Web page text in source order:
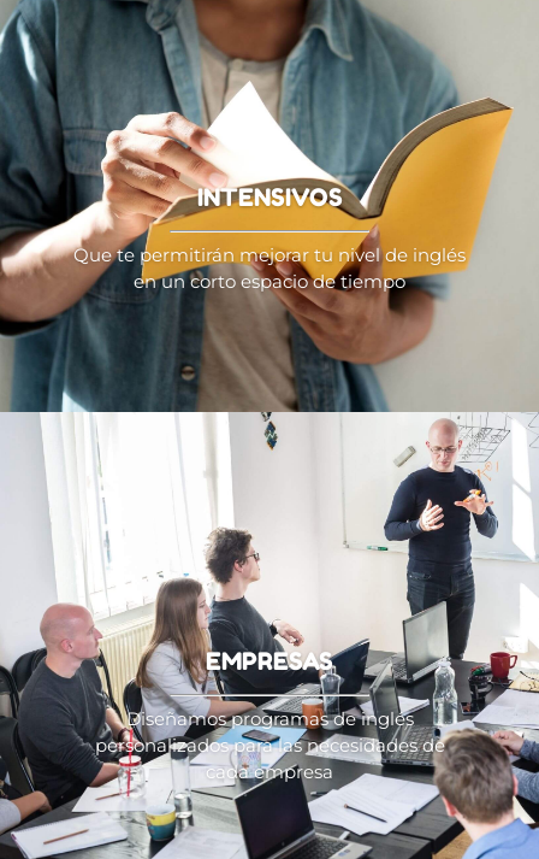
INTENSIVOS
Que te permitirán mejorar tu nivel de inglés
en un corto espacio de tiempo
EMPRESAS
Diseñamos programas de inglés
personalizados para las necesidades de
cada empresa